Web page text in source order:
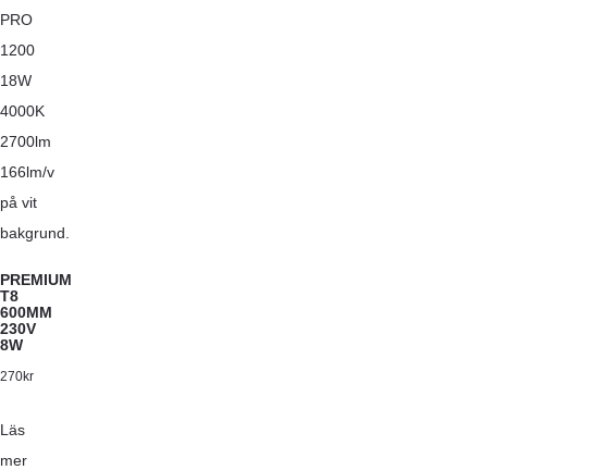
PREMIUM
T8
600MM
230V
8W
270kr
Läs
mer